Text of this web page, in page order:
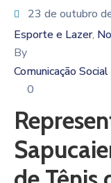
23 de outubro
Esporte e Lazer‚
By
Comunicação Social
0